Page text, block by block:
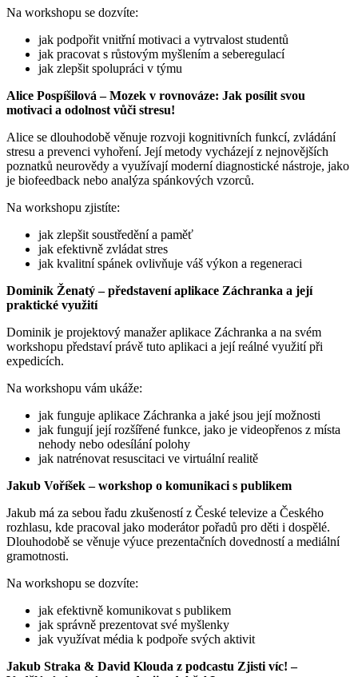
Na workshopu se dozvíte:
jak podpořit vnitřní motivaci a vytrvalost studentů
jak pracovat s růstovým myšlením a seberegulací
jak zlepšit spolupráci v týmu
Alice Pospíšilová – Mozek v rovnováze: Jak posílit svou
motivaci a odolnost vůči stresu!
Alice se dlouhodobě věnuje rozvoji kognitivních funkcí, zvládání
stresu a prevenci vyhoření. Její metody vycházejí z nejnovějších
poznatků neurovědy a využívají moderní diagnostické nástroje, jako
je biofeedback nebo analýza spánkových vzorců.
Na workshopu zjistíte:
jak zlepšit soustředění a paměť
jak efektivně zvládat stres
jak kvalitní spánek ovlivňuje váš výkon a regeneraci
Dominik Ženatý – představení aplikace Záchranka a její
praktické využití
Dominik je projektový manažer aplikace Záchranka a na svém
workshopu představí právě tuto aplikaci a její reálné využití při
expedicích.
Na workshopu vám ukáže:
jak funguje aplikace Záchranka a jaké jsou její možnosti
jak fungují její rozšířené funkce, jako je videopřenos z místa
nehody nebo odesílání polohy
jak natrénovat resuscitaci ve virtuální realitě
Jakub Voříšek – workshop o komunikaci s publikem
Jakub má za sebou řadu zkušeností z České televize a Českého
rozhlasu, kde pracoval jako moderátor pořadů pro děti i dospělé.
Dlouhodobě se věnuje výuce prezentačních dovedností a mediální
gramotnosti.
Na workshopu se dozvíte:
jak efektivně komunikovat s publikem
jak správně prezentovat své myšlenky
jak využívat média k podpoře svých aktivit
Jakub Straka & David Klouda z podcastu Zjisti víc! –